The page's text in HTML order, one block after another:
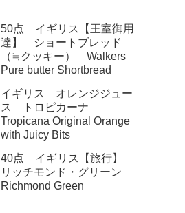
50点 イギリス【王室御用
達】 ショートブレッド
（≒クッキー） Walkers
Pure butter Shortbread
イギリス オレンジジュー
ス トロピカーナ
Tropicana Original Orange
with Juicy Bits
40点 イギリス【旅行】
リッチモンド・グリーン
Richmond Green